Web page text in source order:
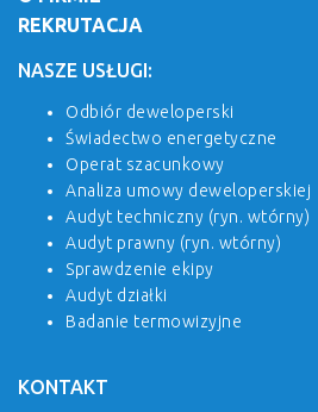
REKRUTACJA
NASZE USŁUGI:
Odbiór deweloperski
Świadectwo energetyczne
Operat szacunkowy
Analiza umowy deweloperskiej
Audyt techniczny (ryn. wtórny)
Audyt prawny (ryn. wtórny)
Sprawdzenie ekipy
Audyt działki
Badanie termowizyjne
KONTAKT